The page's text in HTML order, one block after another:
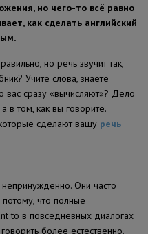
но чего-то всё равно
как сделать английский
но речь звучит так,
Учите слова, знаете
вас сразу «вычисляют»? Дело
в том, как вы говорите.
сделают вашу речь
Они часто
что полные
to в повседневных диалогах
более естественно,